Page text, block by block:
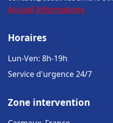
Accueil Informations
Horaires
Lun-Ven: 8h-19h
Service d'urgence 24/7
Zone intervention